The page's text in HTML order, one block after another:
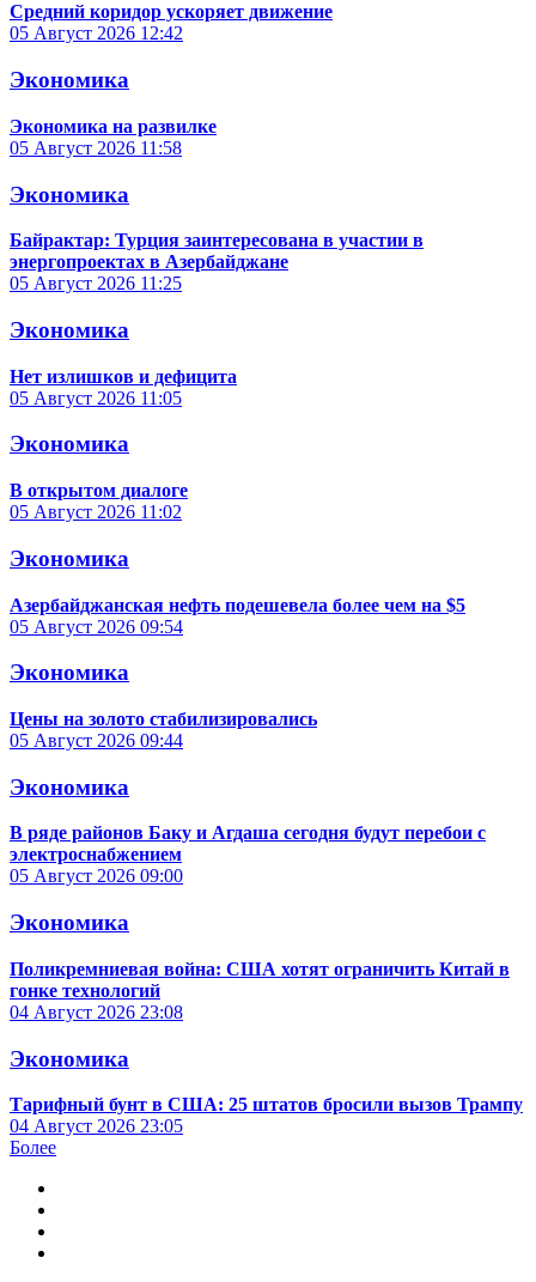
Средний коридор ускоряет движение
05 Август 2026 12:42
Экономика
Экономика на развилке
05 Август 2026 11:58
Экономика
Байрактар: Турция заинтересована в участии в
энергопроектах в Азербайджане
05 Август 2026 11:25
Экономика
Нет излишков и дефицита
05 Август 2026 11:05
Экономика
В открытом диалоге
05 Август 2026 11:02
Экономика
Азербайджанская нефть подешевела более чем на $5
05 Август 2026 09:54
Экономика
Цены на золото стабилизировались
05 Август 2026 09:44
Экономика
В ряде районов Баку и Агдаша сегодня будут перебои с
электроснабжением
05 Август 2026 09:00
Экономика
Поликремниевая война: США хотят ограничить Китай в
гонке технологий
04 Август 2026 23:08
Экономика
Тарифный бунт в США: 25 штатов бросили вызов Трампу
04 Август 2026 23:05
Более